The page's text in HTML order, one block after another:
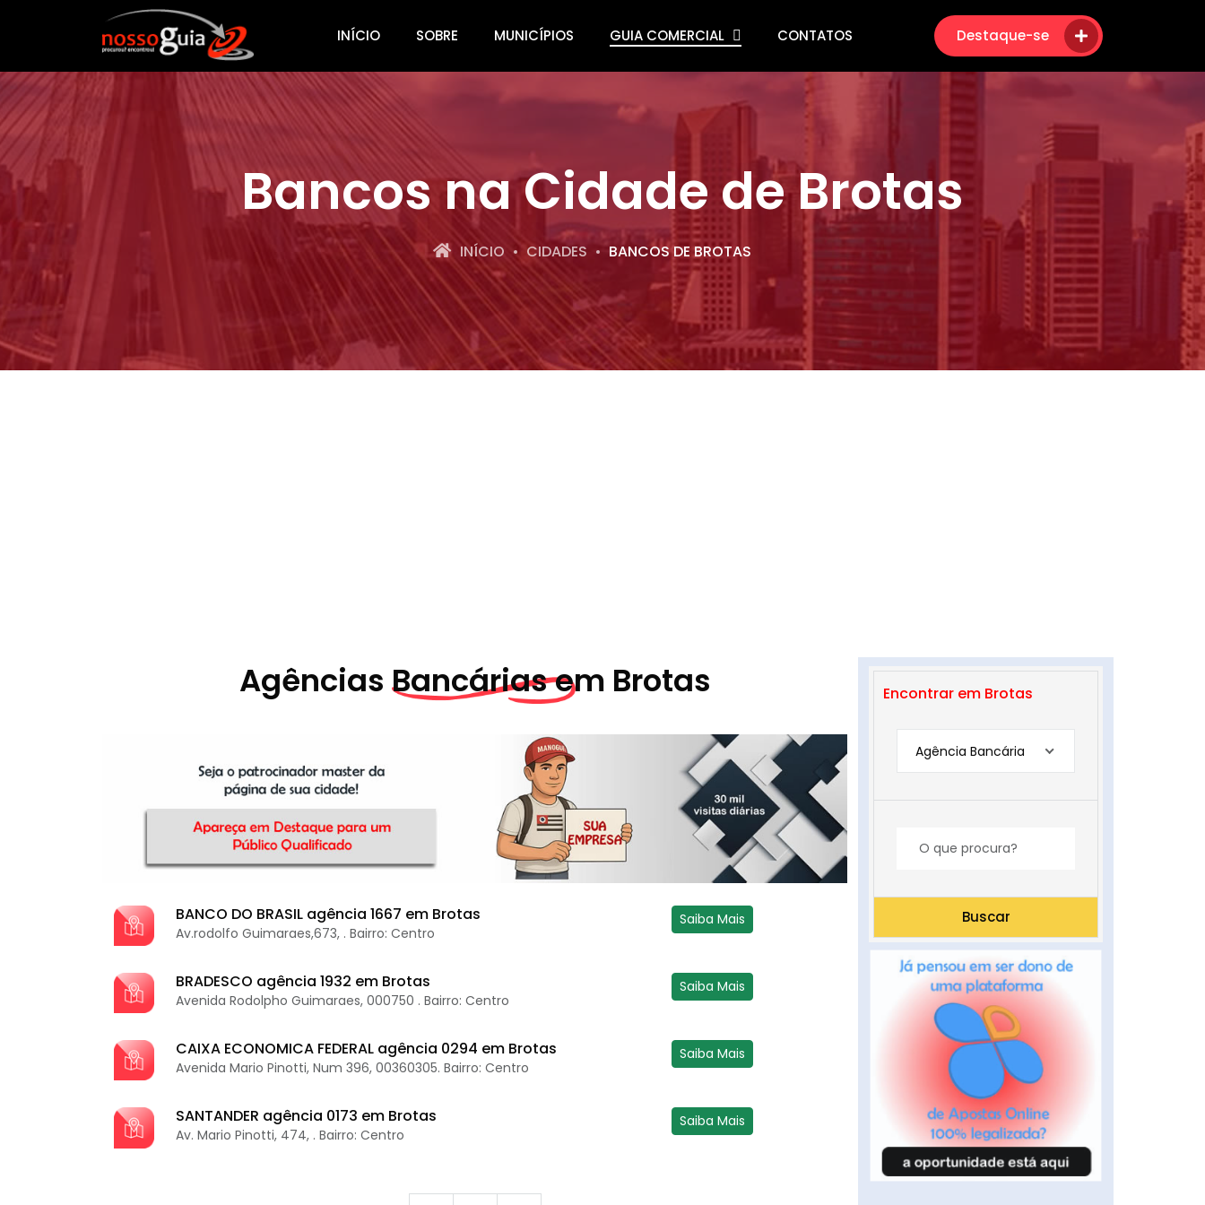
INÍCIO SOBRE MUNICÍPIOS GUIA COMERCIAL CONTATOS Destaque-se
Bancos na Cidade de Brotas
INÍCIO CIDADES BANCOS DE BROTAS
Agências Bancárias em Brotas
BANCO DO BRASIL agência 1667 em Brotas
Av.rodolfo Guimaraes,673, . Bairro: Centro
Saiba Mais
BRADESCO agência 1932 em Brotas
Avenida Rodolpho Guimaraes, 000750 . Bairro: Centro
Saiba Mais
CAIXA ECONOMICA FEDERAL agência 0294 em Brotas
Avenida Mario Pinotti, Num 396, 00360305. Bairro: Centro
Saiba Mais
SANTANDER agência 0173 em Brotas
Av. Mario Pinotti, 474, . Bairro: Centro
Saiba Mais
Encontrar em Brotas
Agência Bancária
Buscar